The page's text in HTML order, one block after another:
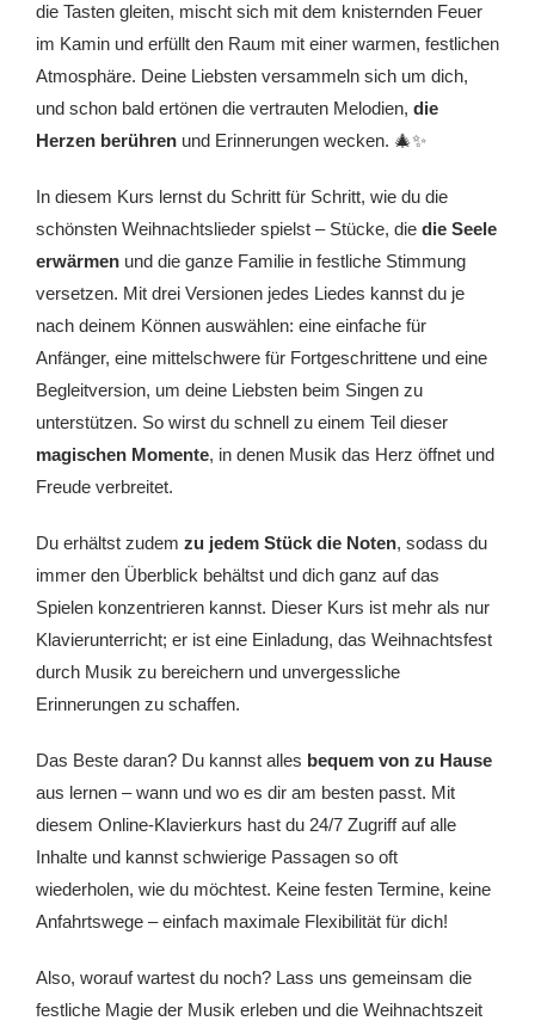
die Tasten gleiten, mischt sich mit dem knisternden Feuer
im Kamin und erfüllt den Raum mit einer warmen, festlichen
Atmosphäre. Deine Liebsten versammeln sich um dich,
und schon bald ertönen die vertrauten Melodien, die
Herzen berühren und Erinnerungen wecken. 🎄✨
In diesem Kurs lernst du Schritt für Schritt, wie du die
schönsten Weihnachtslieder spielst – Stücke, die die Seele
erwärmen und die ganze Familie in festliche Stimmung
versetzen. Mit drei Versionen jedes Liedes kannst du je
nach deinem Können auswählen: eine einfache für
Anfänger, eine mittelschwere für Fortgeschrittene und eine
Begleitversion, um deine Liebsten beim Singen zu
unterstützen. So wirst du schnell zu einem Teil dieser
magischen Momente, in denen Musik das Herz öffnet und
Freude verbreitet.
Du erhältst zudem zu jedem Stück die Noten, sodass du
immer den Überblick behältst und dich ganz auf das
Spielen konzentrieren kannst. Dieser Kurs ist mehr als nur
Klavierunterricht; er ist eine Einladung, das Weihnachtsfest
durch Musik zu bereichern und unvergessliche
Erinnerungen zu schaffen.
Das Beste daran? Du kannst alles bequem von zu Hause
aus lernen – wann und wo es dir am besten passt. Mit
diesem Online-Klavierkurs hast du 24/7 Zugriff auf alle
Inhalte und kannst schwierige Passagen so oft
wiederholen, wie du möchtest. Keine festen Termine, keine
Anfahrtswege – einfach maximale Flexibilität für dich!
Also, worauf wartest du noch? Lass uns gemeinsam die
festliche Magie der Musik erleben und die Weihnachtszeit